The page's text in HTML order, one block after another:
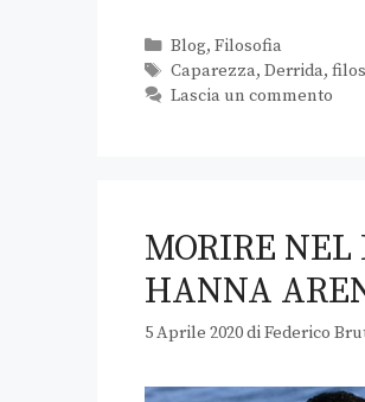
Blog, Filosofia
Caparezza, Derrida,
Lascia un commento
MORIRE NEL
HANNA
5 Aprile 2020diFederico